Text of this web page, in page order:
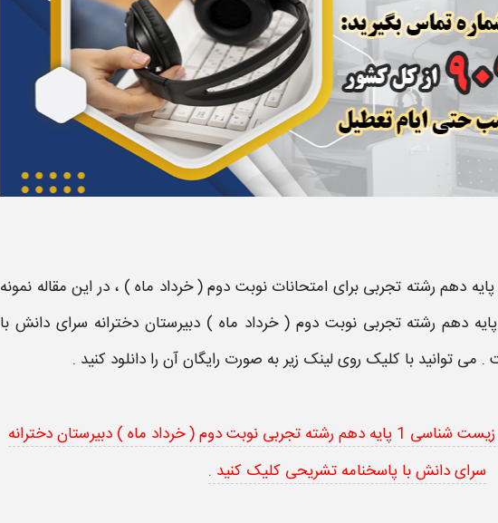
پایه دهم رشته تجربی برای امتحانات نوبت دوم ( خرداد ماه ) ، در این مقاله نمونه
سوال امتحان زیست شناسی 1 پایه دهم رشته تجربی نوبت دوم ( خرداد ماه ) دبیرستان دخترانه سرای دانش با
. می توانید با کلیک روی لینک زیر به صورت رایگان آن را دانلود کنید .
برای دانلود نمونه سوال امتحان زیست شناسی 1 پایه دهم رشته تجربی نوبت دوم ( خرداد ماه ) دبیرستان دخترانه
سرای دانش با پاسخنامه تشریحی کلیک کنید .